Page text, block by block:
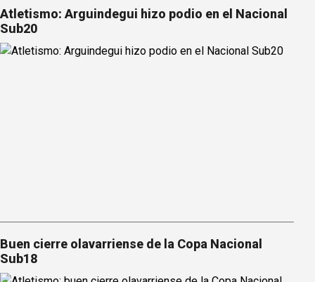
Atletismo: Arguindegui hizo podio en el Nacional
Sub20
Buen cierre olavarriense de la Copa Nacional
Sub18